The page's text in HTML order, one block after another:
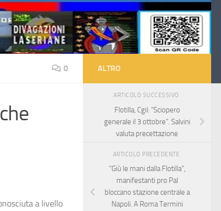
0
a livello
ALTRO
ARTICOLO SUCCESSIVO
Flotilla, Cgil: “Sciopero
generale il 3 ottobre”. Salvini
valuta precettazione
ARTICOLO PRECEDENTE
“Giù le mani dalla Flotilla”,
manifestanti pro Pal
bloccano stazione centrale a
Napoli. A Roma Termini